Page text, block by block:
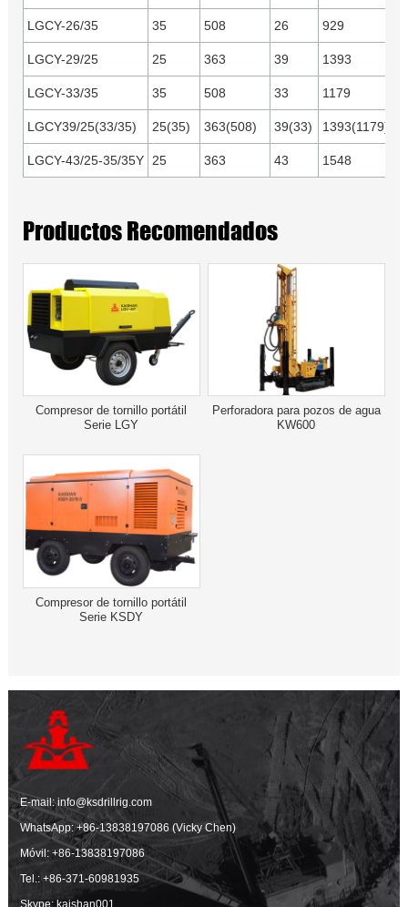
LGCY-26/35 35 508 26 929
LGCY-29/25 25 363 39 1393
LGCY-33/35 35 508 33 1179
LGCY39/25(33/35) 25(35) 363(508) 39(33) 1393(1179)
LGCY-43/25-35/35Y 25 363 43 1548
Productos Recomendados
Compresor de tornillo portátil
Serie LGY
Perforadora para pozos de agua
KW600
Compresor de tornillo portátil
Serie KSDY
E-mail:info@ksdrillrig.com
WhatsApp:+86-13838197086 (Vicky Chen)
Móvil:+86-13838197086
Tel.:+86-371-60981935